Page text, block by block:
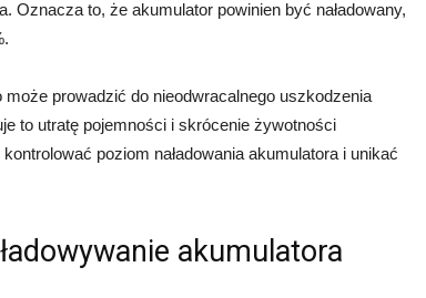
Oznacza to, że akumulator powinien być naładowany,
może prowadzić do nieodwracalnego uszkodzenia
to utratę pojemności i skrócenie żywotności
poziom naładowania akumulatora i unikać
akumulatora